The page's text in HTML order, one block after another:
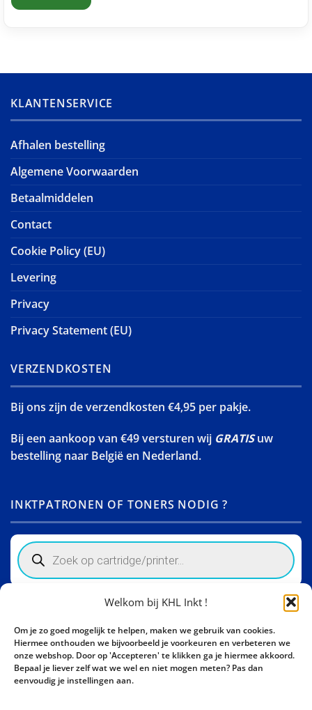
Welkom bij KHL Inkt !
Om je zo goed mogelijk te helpen, maken we gebruik van cookies.
Hiermee onthouden we bijvoorbeeld je voorkeuren en verbeteren we
onze webshop. Door op 'Accepteren' te klikken ga je hiermee akkoord.
Bepaal je liever zelf wat we wel en niet mogen meten? Pas dan
eenvoudig je instellingen aan.
KLANTENSERVICE
Afhalen bestelling
Algemene Voorwaarden
Betaalmiddelen
Contact
Cookie Policy (EU)
Levering
Privacy
Privacy Statement (EU)
VERZENDKOSTEN
Bij ons zijn de verzendkosten €4,95 per pakje.
Bij een aankoop van €49 versturen wij GRATISuw
bestelling naar België en Nederland.
INKTPATRONEN OF TONERS NODIG ?
Products
search
Activity Invest BV - KHL, Kempische Steenweg 274
3500 Hasselt - België BE0862447190
Bel ons nu:+32 11 261499